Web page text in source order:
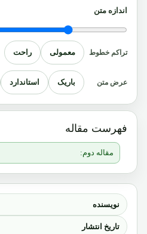
نویسنده
تاریخ انتشار
اندازه متن
تراکم خطوط معمولی راحت
عرض متن باریک استاندارد
فهرست مقاله
مقاله دوم: